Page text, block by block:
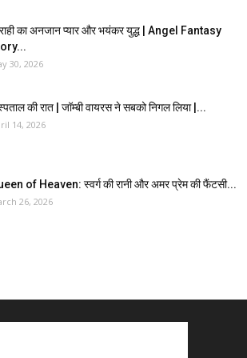
का अनजान प्यार और भयंकर युद्ध | Angel Fantasy
30, 2026
की रात | जॉम्बी वायरस ने सबको निगल लिया |...
14, 2026
of Heaven: स्वर्ग की रानी और अमर प्रेम की फैंटसी...
26, 2026